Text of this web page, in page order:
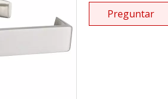
Preguntar